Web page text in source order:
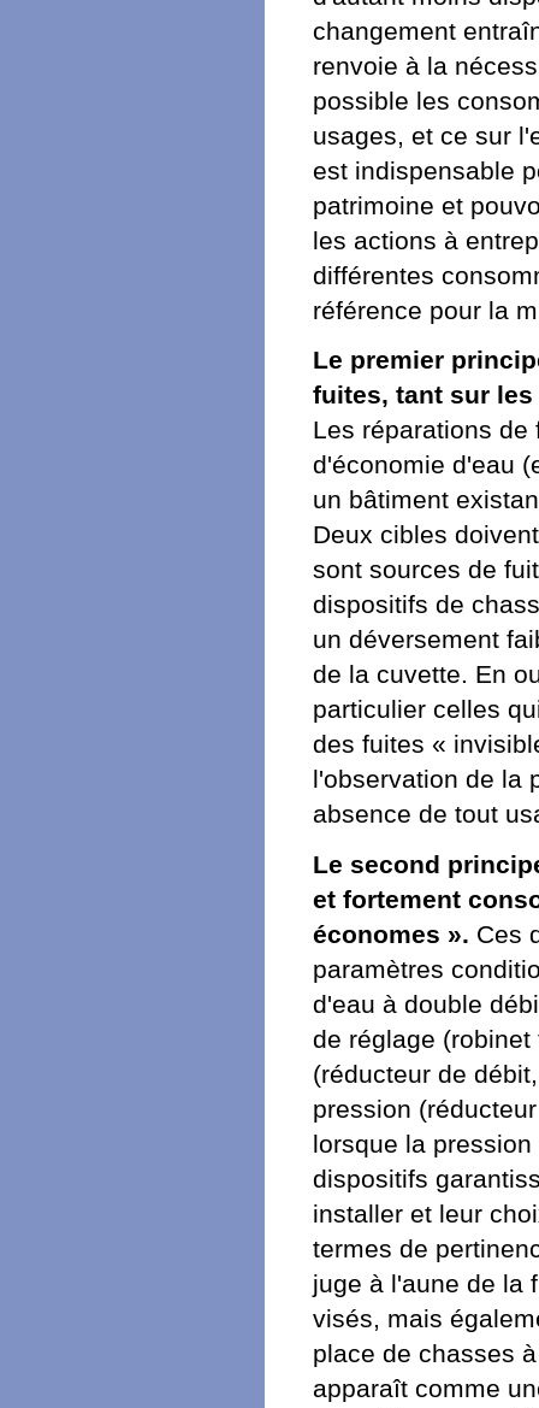
changement
renvoie à la
possible les
usages, et ce sur
est indispensable
patrimoine et
les actions à
différentes
référence pour la
Le premier
fuites, tant sur
Les réparations
d'économie d'eau
un bâtiment
Deux cibles
sont sources de
dispositifs de
un déversement
de la cuvette. En
particulier celles
des fuites «
l'observation de la
absence de tout
Le second
et fortement
économes ». Ces
paramètres
d'eau à double
de réglage
(réducteur de
pression
lorsque la
dispositifs
installer et leur
termes de
juge à l'aune de la
visés, mais
place de chasses
apparaît comme